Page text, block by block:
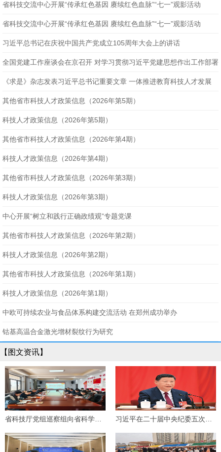
省科技交流中心开展“传承红色基因 赓续红色血脉”“七一”观影活动
省科技交流中心开展“传承红色基因 赓续红色血脉”“七一”观影活动
习近平总书记在庆祝中国共产党成立105周年大会上的讲话
全国党建工作座谈会在京召开 对学习贯彻习近平党建思想作出工作部署
《求是》杂志发表习近平总书记重要文章 一体推进教育科技人才发展
其他省市科技人才政策信息（2026年第5期）
科技人才政策信息（2026年第5期）
其他省市科技人才政策信息（2026年第4期）
科技人才政策信息（2026年第4期）
其他省市科技人才政策信息（2026年第3期）
科技人才政策信息（2026年第3期）
中心开展“树立和践行正确政绩观”专题党课
其他省市科技人才政策信息（2026年第2期）
科技人才政策信息（2026年第2期）
其他省市科技人才政策信息（2026年第1期）
科技人才政策信息（2026年第1期）
中欧可持续农业与食品体系构建交流活动 在郑州成功举办
钴基高温合金激光增材裂纹行为研究
【图文资讯】